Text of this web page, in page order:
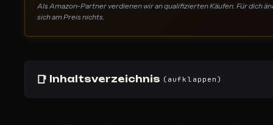
Als Amazon-Partner verdienen wir an qualifizierten Käufen. Für dich
sich am Preis nichts.
📑 Inhaltsverzeichnis (aufklappen)